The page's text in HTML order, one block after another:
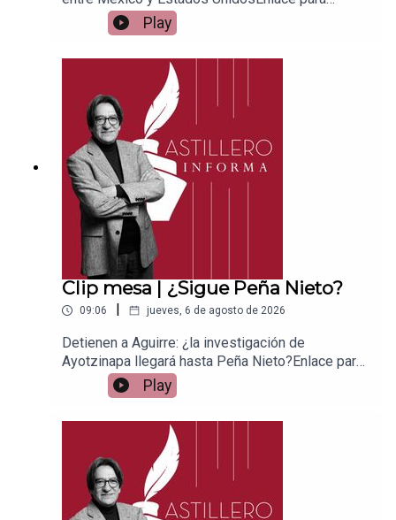
apoyar vía
Patreon:https://www.patreon.com/julioastilleroEnl
ace para hacer donaciones vía
PayPal:https://www.paypal.me/julioastilleroCuent
a para hacer transferencias a cuenta BBVA a
nombre de Julio Hernández López:
1539408017CLABE: 012 320 01539408017
2Tienda:https://julioastillerotienda.com/
Play
Clip mesa | ¿Sigue Peña Nieto?
09:06 jueves, 6 de agosto de 2026
Detienen a Aguirre: ¿la investigación de
Ayotzinapa llegará hasta Peña Nieto?Enlace para
apoyar vía
Patreon:https://www.patreon.com/julioastilleroEnl
ace para hacer donaciones vía
PayPal:https://www.paypal.me/julioastilleroCuent
a para hacer transferencias a cuenta BBVA a
nombre de Julio Hernández López:
1539408017CLABE: 012 320 01539408017
2Tienda:https://julioastillerotienda.com/
Play